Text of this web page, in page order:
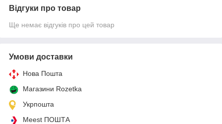
Відгуки про товар
Ще немає відгуків про цей товар
Умови доставки
Нова Пошта
Магазини Rozetka
Укрпошта
Meest ПОШТА